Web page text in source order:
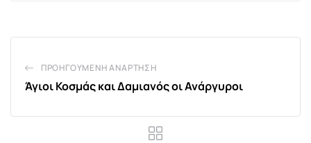
ΠΡΟΗΓΟΎΜΕΝΗ ΑΝΆΡΤΗΣΗ
Άγιοι Κοσμάς και Δαμιανός οι Ανάργυροι